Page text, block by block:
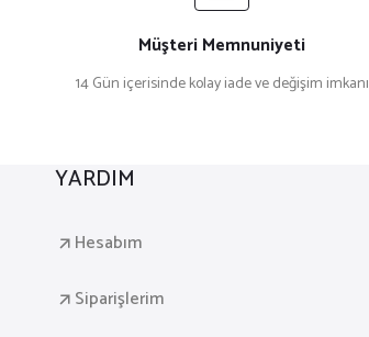
Müşteri Memnuniyeti
14 Gün içerisinde kolay iade ve değişim imkanı
YARDIM
Hesabım
Siparişlerim